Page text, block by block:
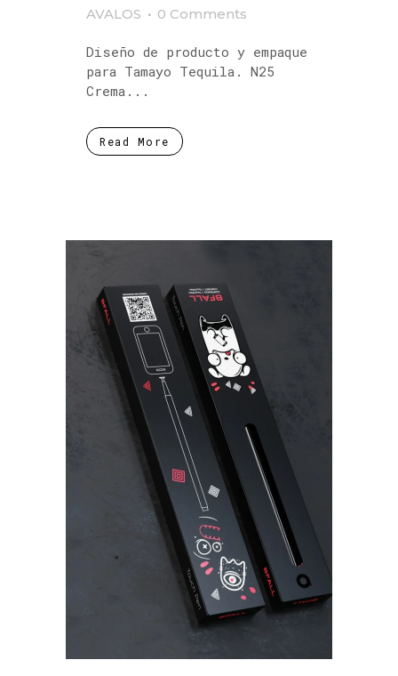
AVALOS
0 Comments
Diseño de producto y empaque
para Tamayo Tequila. N25
Crema...
Read More